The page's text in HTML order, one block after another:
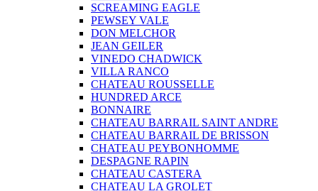
SCREAMING EAGLE
PEWSEY VALE
DON MELCHOR
JEAN GEILER
VINEDO CHADWICK
VILLA RANCO
CHATEAU ROUSSELLE
HUNDRED ARCE
BONNAIRE
CHATEAU BARRAIL SAINT ANDRE
CHATEAU BARRAIL DE BRISSON
CHATEAU PEYBONHOMME
DESPAGNE RAPIN
CHATEAU CASTERA
CHATEAU LA GROLET